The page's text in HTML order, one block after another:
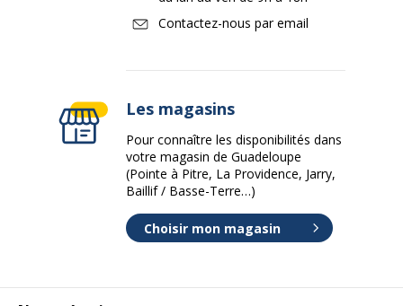
Contactez-nous par email
Les magasins
Pour connaître les disponibilités dans
votre magasin de Guadeloupe
(Pointe à Pitre, La Providence, Jarry,
Baillif / Basse-Terre…)
Choisir mon magasin